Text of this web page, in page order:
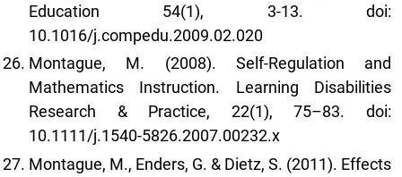
Education 54(1), 3-13. doi:
10.1016/j.compedu.2009.02.020
Montague, M. (2008). Self-Regulation and
Mathematics Instruction. Learning Disabilities
Research & Practice, 22(1), 75–83. doi:
10.1111/j.1540-5826.2007.00232.x
Montague, M., Enders, G. & Dietz, S. (2011). Effects